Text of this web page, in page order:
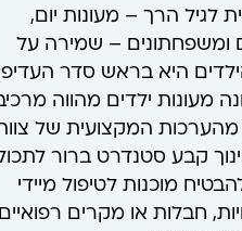
לגיל הרך – מעונות יום,
ומשפחתונים – שמירה על
היא בראש סדר
מעונות ילדים מהווה
מהערכות המקצועית של
קבע סטנדרט ברור
מוכנות לטיפול מיידי
חבלות או מקרים רפואיים